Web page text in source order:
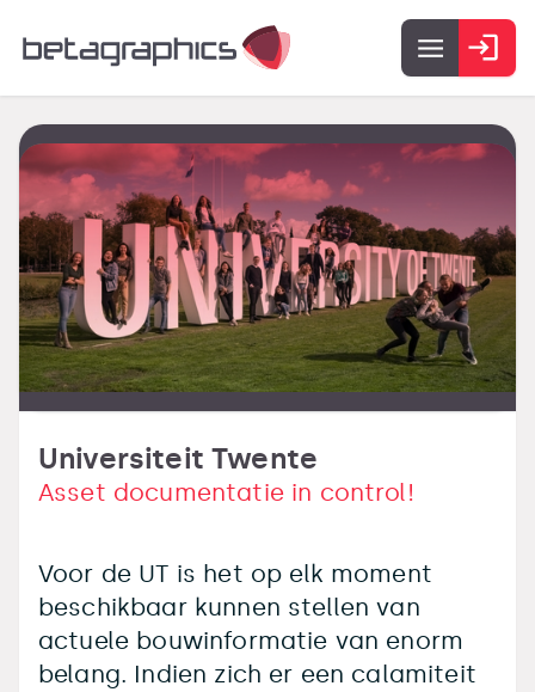
Universiteit Twente
Asset documentatie in control!
Voor de UT is het op elk moment
beschikbaar kunnen stellen van
actuele bouwinformatie van enorm
belang. Indien zich er een calamiteit